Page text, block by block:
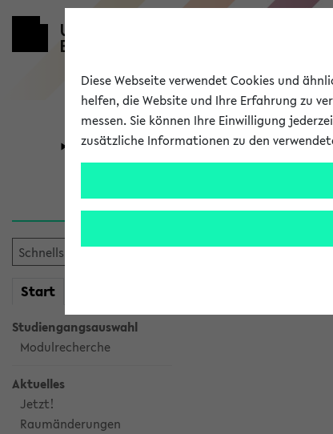
Universität Forschung
Start
Studiengangsauswahl
Modulrecherche
Aktuelles
Jetzt!
Raumänderungen
Verlauf
Diese Webseite verwendet Cookies und
helfen, die Website und Ihre Erfahrung zu
messen. Sie können Ihre Einwilligung
zusätzliche Informationen zu den